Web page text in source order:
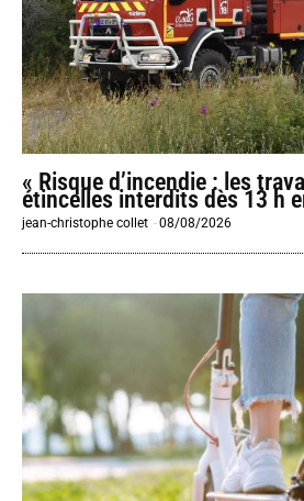
« Risque d’incendie : les
étincelles interdits dès 13 h
jean-christophe collet -08/08/2026